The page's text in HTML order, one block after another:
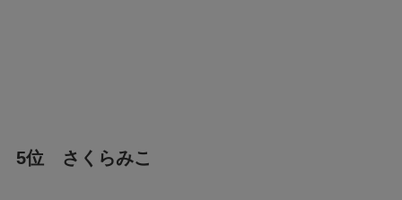
5位 さくらみこ